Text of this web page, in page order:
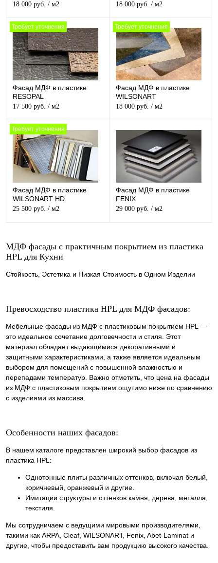
18 000 руб. / м2 18 000 руб. / м2
Требует уточнения
Фасад МДФ в пластике
RESOPAL
17 500 руб. / м2
Требует уточнения
Фасад МДФ в пластике
WILSONART
18 000 руб. / м2
Требует уточнения
Фасад МДФ в пластике
WILSONART HD
25 500 руб. / м2
Фасад МДФ в пластике
FENIX
29 000 руб. / м2
МДФ фасады с практичным покрытием из пластика
HPL для Кухни
Стойкость, Эстетика и Низкая Стоимость в Одном Изделии
Превосходство пластика HPL для МДФ фасадов:
Мебельные фасады из МДФ с пластиковым покрытием HPL —
это идеальное сочетание долговечности и стиля. Этот
материал обладает выдающимися декоративными и
защитными характеристиками, а также является идеальным
выбором для помещений с повышенной влажностью и
перепадами температур. Важно отметить, что цена на фасады
из МДФ с пластиковым покрытием ощутимо ниже по сравнению
с изделиями из массива.
Особенности наших фасадов:
В нашем каталоге представлен широкий выбор фасадов из
пластика HPL:
Однотонные плиты различных оттенков, включая белый,
коричневый, оранжевый и другие.
Имитации структуры и оттенков камня, дерева, металла,
текстиля.
Мы сотрудничаем с ведущими мировыми производителями,
такими как ARPA, Cleaf, WILSONART, Fenix, Abet-Laminat и
другие, чтобы предоставить вам продукцию высокого качества.